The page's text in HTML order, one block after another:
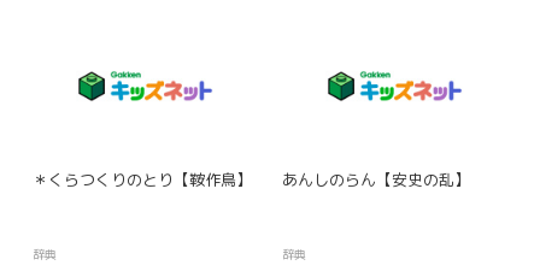
＊くらつくりのとり【鞍作鳥】
辞典
あんしのらん【安史の乱】
辞典